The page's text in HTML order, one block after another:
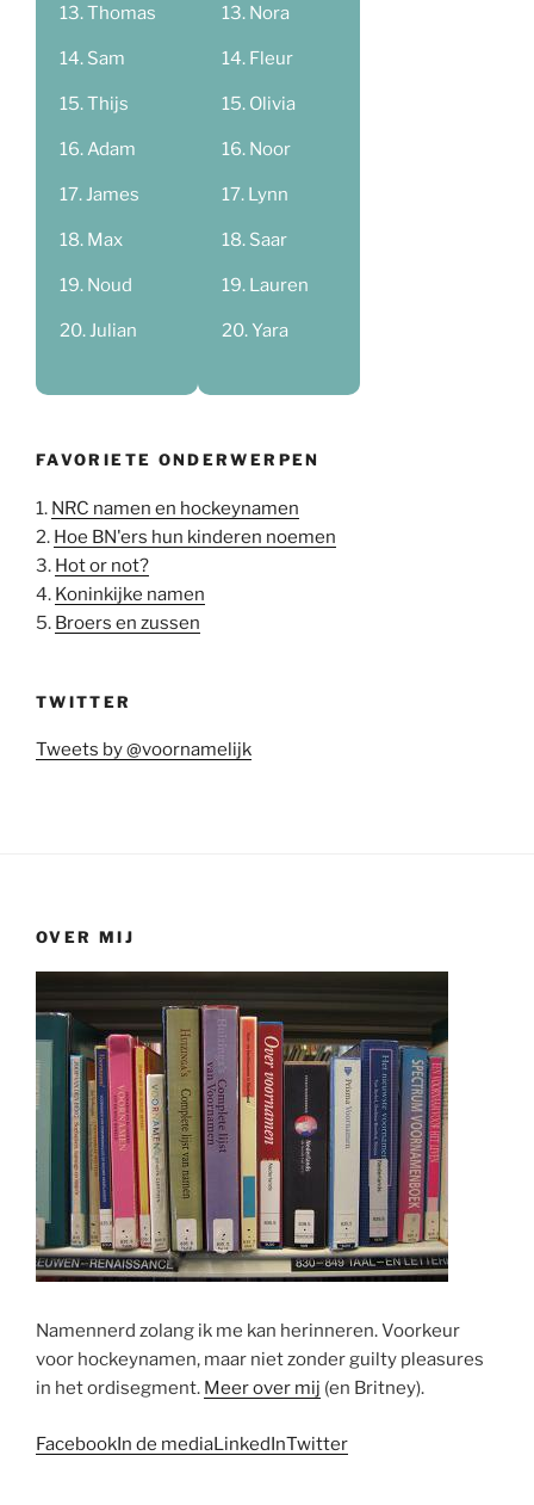
Thomas
Sam
Thijs
Adam
James
Max
Noud
Julian
Nora
Fleur
Olivia
Noor
Lynn
Saar
Lauren
Yara
FAVORIETE ONDERWERPEN
1. NRC namen en hockeynamen
2. Hoe BN'ers hun kinderen noemen
3. Hot or not?
4. Koninkijke namen
5. Broers en zussen
TWITTER
Tweets by @voornamelijk
OVER MIJ
Namennerd zolang ik me kan herinneren. Voorkeur
voor hockeynamen, maar niet zonder guilty pleasures
in het ordisegment. Meer over mij (en Britney).
FacebookIn de mediaLinkedInTwitter